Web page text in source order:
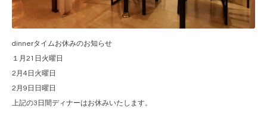
dinnerタイムお休みのお知らせ
１月21日火曜日
2月4日火曜日
2月9日日曜日
上記の3日間ディナーはお休みいたします。